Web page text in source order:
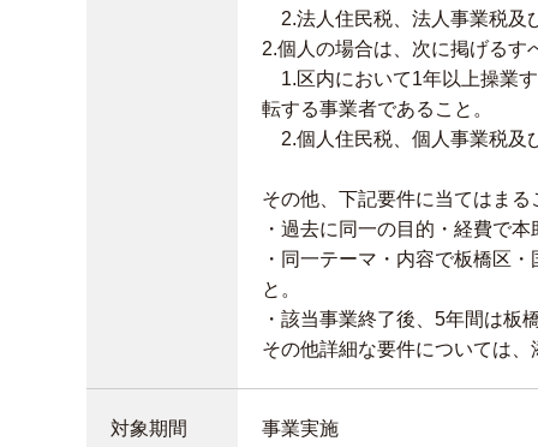
2.法人住民税、法人事業税及
2.個人の場合は、次に掲げるす
1.区内において1年以上操業
転する事業者であること。
2.個人住民税、個人事業税及
その他、下記要件に当てはま
・過去に同一の目的・経費で
・同一テーマ・内容で板橋区
と。
・該当事業終了後、5年間は板
その他詳細な要件については
対象期間 事業実施